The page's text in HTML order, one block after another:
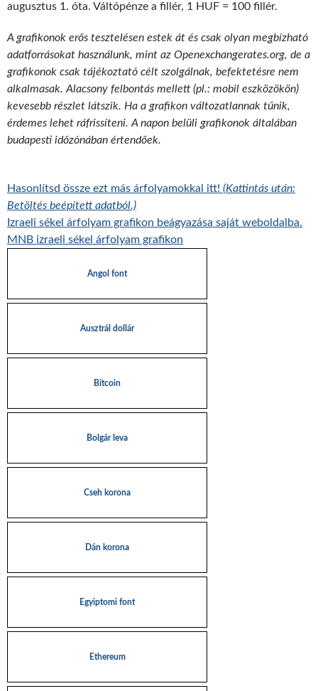
augusztus 1. óta. Váltópénze a fillér, 1 HUF = 100 fillér.
A grafikonok erős tesztelésen estek át és csak olyan megbízható
adatforrásokat használunk, mint az Openexchangerates.org, de a
grafikonok csak tájékoztató célt szolgálnak, befektetésre nem
alkalmasak. Alacsony felbontás mellett (pl.: mobil eszközökön)
kevesebb részlet látszik. Ha a grafikon változatlannak tűnik,
érdemes lehet ráfrissíteni. A napon belüli grafikonok általában
budapesti időzónában értendőek.
Hasonlítsd össze ezt más árfolyamokkal itt! (Kattintás után:
Betöltés beépített adatból.)
Izraeli sékel árfolyam grafikon beágyazása saját weboldalba.
MNB izraeli sékel árfolyam grafikon
Angol font
Ausztrál dollár
Bitcoin
Bolgár leva
Cseh korona
Dán korona
Egyiptomi font
Ethereum